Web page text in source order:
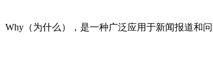
Why（为什么），是一种广泛应用于新闻报道